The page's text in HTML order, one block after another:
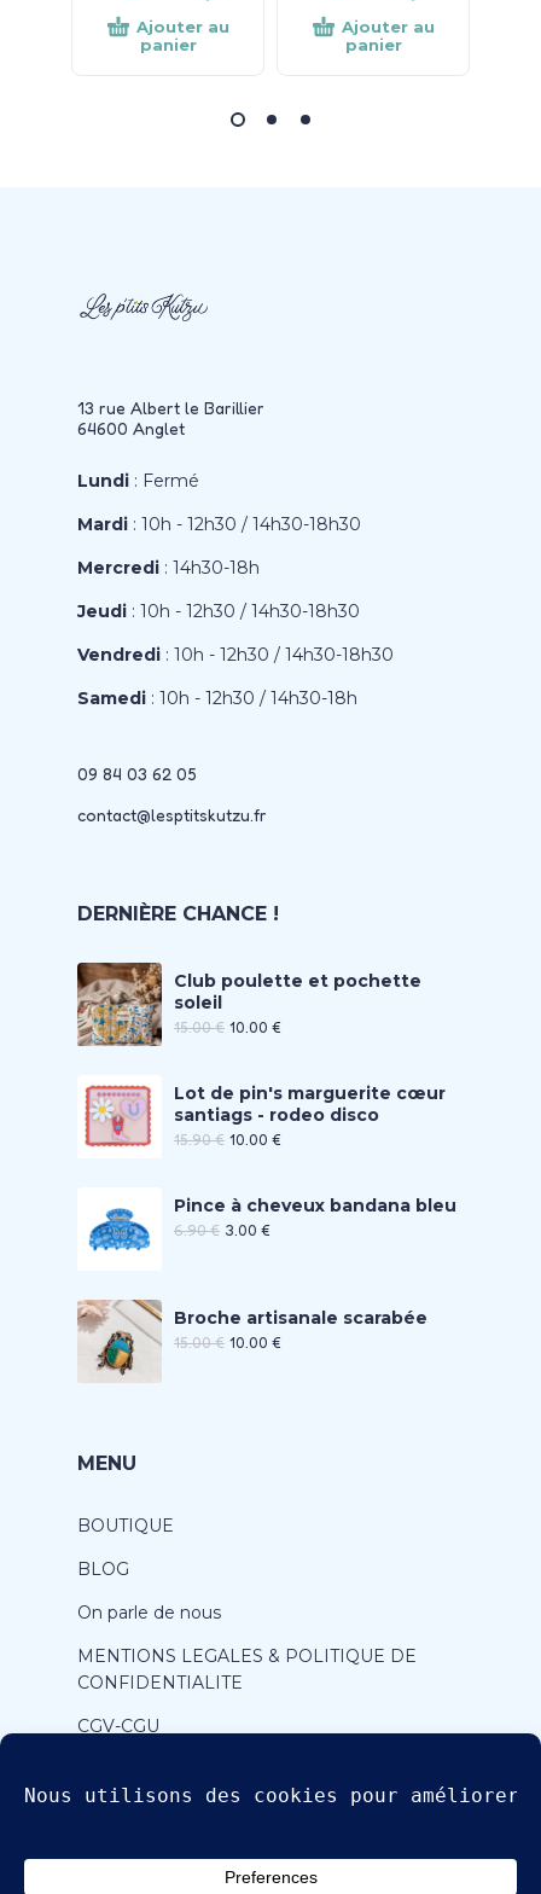
Ajouter au
panier
Ajouter au
panier
13 rue Albert le Barillier
64600 Anglet
Lundi : Fermé
Mardi : 10h - 12h30 / 14h30-18h30
Mercredi : 14h30-18h
Jeudi : 10h - 12h30 / 14h30-18h30
Vendredi : 10h - 12h30 / 14h30-18h30
Samedi : 10h - 12h30 / 14h30-18h
09 84 03 62 05
contact@lesptitskutzu.fr
DERNIÈRE CHANCE !
Club poulette et pochette
soleil
15.00€ 10.00 €
Lot de pin's marguerite cœur
santiags - rodeo disco
15.90€ 10.00 €
Pince à cheveux bandana bleu
6.90€ 3.00 €
Broche artisanale scarabée
15.00€ 10.00 €
MENU
BOUTIQUE
BLOG
On parle de nous
MENTIONS LEGALES & POLITIQUE DE
CONFIDENTIALITE
CGV-CGU